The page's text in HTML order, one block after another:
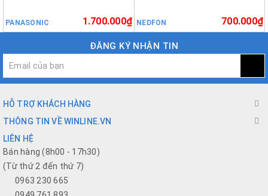
PANASONIC 1.700.000₫ NEDFON 700.000₫
ĐĂNG KÝ NHẬN TIN
HỖ TRỢ KHÁCH HÀNG
THÔNG TIN VỀ WINLINE.VN
LIÊN HỆ
Bán hàng (8h00 - 17h30)
(Từ thứ 2 đến thứ 7)
0963 230 665